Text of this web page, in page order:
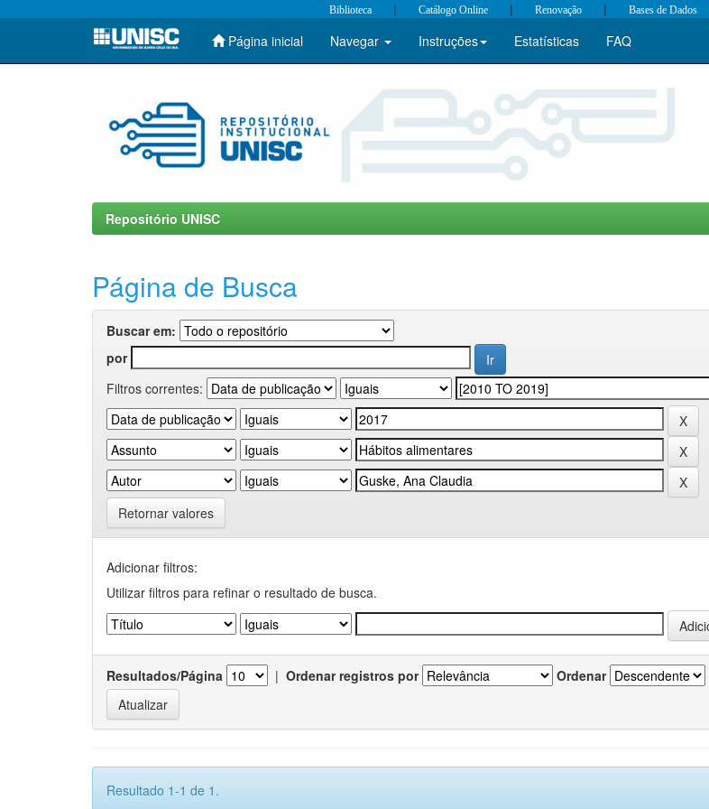
Skip
Biblioteca | Catálogo Online | Renovação | Bases de Dados
Página inicial Navegar Instruções Estatísticas FAQ
Repositório UNISC
Página de Busca
Buscar em:
por
Filtros correntes:
Retornar valores
Adicionar filtros:
Utilizar filtros para refinar o resultado de busca.
Resultados/Página | Ordenar registros por Ordenar
Resultado 1-1 de 1.